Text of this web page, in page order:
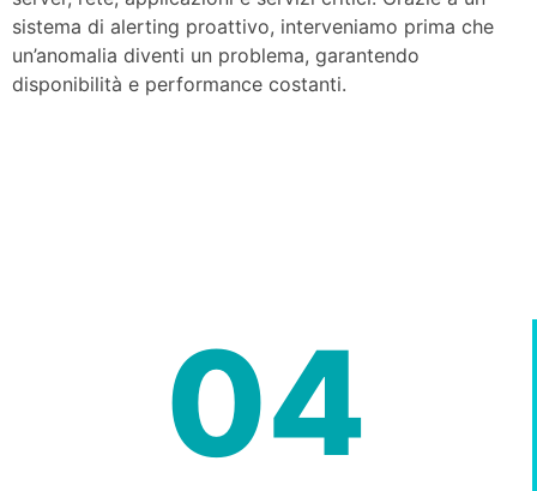
sistema di alerting proattivo, interveniamo prima che
un’anomalia diventi un problema, garantendo
disponibilità e performance costanti.
04